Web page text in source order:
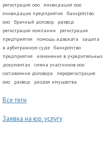
регистрация ооо
ликвидация ооо
ликвидация предприятия
банкротство
ооо
брачный договор
развод.
регистрация компании
регистрация
предприятия
помощь адвоката
защита
в арбитражном суде
банкротство
предприятия
изменения в учредительных
документах
смена участников ооо
составление договора
перерегистрация
ооо
развод раздел имущества
Все теги
Заявка на юр. услугу